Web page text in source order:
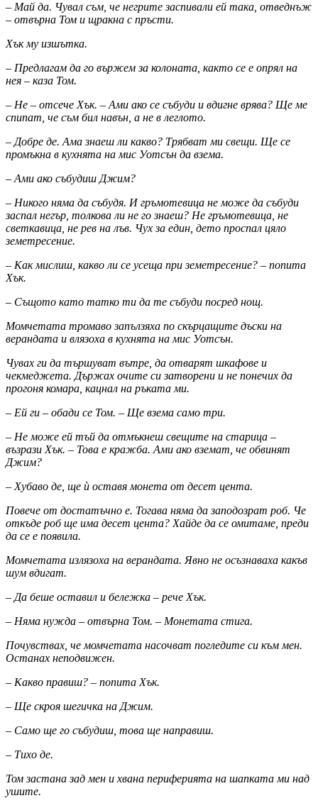
– Май да. Чувал съм, че негрите заспивали ей така, отведнъж
– отвърна Том и щракна с пръсти.
Хък му изшътка.
– Предлагам да го вържем за колоната, както се е опрял на
нея – каза Том.
– Не – отсече Хък. – Ами ако се събуди и вдигне врява? Ще ме
спипат, че съм бил навън, а не в леглото.
– Добре де. Ама знаеш ли какво? Трябват ми свещи. Ще се
промъкна в кухнята на мис Уотсън да взема.
– Ами ако събудиш Джим?
– Никого няма да събудя. И гръмотевица не може да събуди
заспал негър, толкова ли не го знаеш? Не гръмотевица, не
светкавица, не рев на лъв. Чух за един, дето проспал цяло
земетресение.
– Как мислиш, какво ли се усеща при земетресение? – попита
Хък.
– Същото като татко ти да те събуди посред нощ.
Момчетата тромаво запълзяха по скърцащите дъски на
верандата и влязоха в кухнята на мис Уотсън.
Чувах ги да тършуват вътре, да отварят шкафове и
чекмеджета. Държах очите си затворени и не понечих да
прогоня комара, кацнал на ръката ми.
– Ей ги – обади се Том. – Ще взема само три.
– Не може ей тъй да отмъкнеш свещите на старица –
възрази Хък. – Това е кражба. Ами ако вземат, че обвинят
Джим?
– Хубаво де, ще ѝ оставя монета от десет цента.
Повече от достатъчно е. Тогава няма да заподозрат роб. Че
откъде роб ще има десет цента? Хайде да се омитаме, преди
да се е появила.
Момчетата излязоха на верандата. Явно не осъзнаваха какъв
шум вдигат.
– Да беше оставил и бележка – рече Хък.
– Няма нужда – отвърна Том. – Монетата стига.
Почувствах, че момчетата насочват погледите си към мен.
Останах неподвижен.
– Какво правиш? – попита Хък.
– Ще скроя шегичка на Джим.
– Само ще го събудиш, това ще направиш.
– Тихо де.
Том застана зад мен и хвана периферията на шапката ми над
ушите.